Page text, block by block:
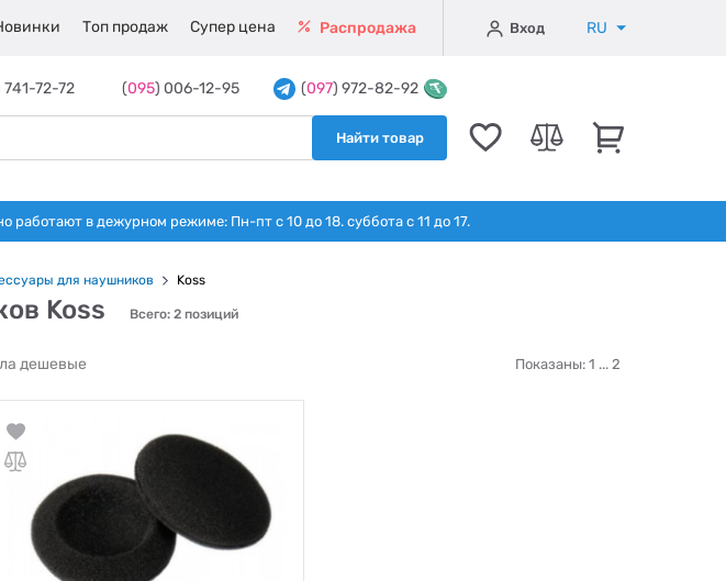
Топ продаж Супер цена Распродажа Вход RU
741-72-72 (095) 006-12-95 (097) 972-82-92
Найти товар
в дежурном режиме: Пн-пт с 10 до 18. суббота с 11 до 17.
для наушников Koss
Koss Всего: 2 позиций
дешевые Показаны: 1 ... 2